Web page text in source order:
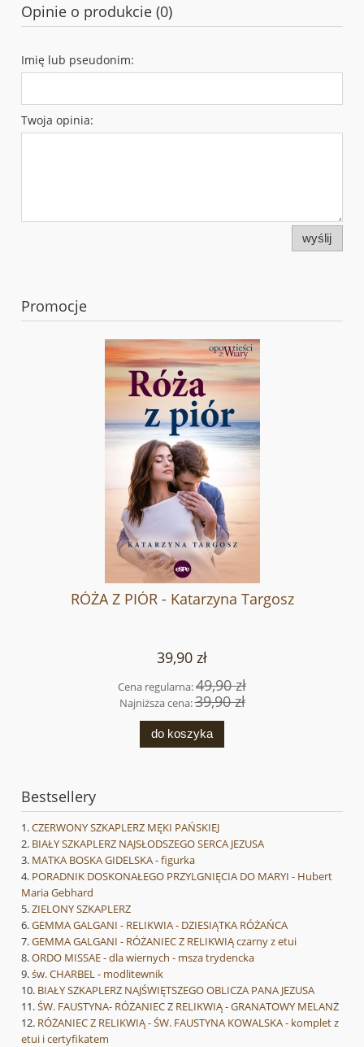
Opinie o produkcie (0)
Imię lub pseudonim:
Twoja opinia:
wyślij
Promocje
RÓŻA Z PIÓR - Katarzyna Targosz
39,90 zł
Cena regularna:49,90 zł
Najniższa cena:39,90 zł
do koszyka
Bestsellery
CZERWONY SZKAPLERZ MĘKI PAŃSKIEJ
BIAŁY SZKAPLERZ NAJSŁODSZEGO SERCA JEZUSA
MATKA BOSKA GIDELSKA - figurka
PORADNIK DOSKONAŁEGO PRZYLGNIĘCIA DO MARYI - Hubert
Maria Gebhard
ZIELONY SZKAPLERZ
GEMMA GALGANI - RELIKWIA - DZIESIĄTKA RÓŻAŃCA
GEMMA GALGANI - RÓŻANIEC Z RELIKWIĄ czarny z etui
ORDO MISSAE - dla wiernych - msza trydencka
św. CHARBEL - modlitewnik
BIAŁY SZKAPLERZ NAJŚWIĘTSZEGO OBLICZA PANA JEZUSA
ŚW. FAUSTYNA- RÓŻANIEC Z RELIKWIĄ - GRANATOWY MELANŻ
RÓŻANIEC Z RELIKWIĄ - ŚW. FAUSTYNA KOWALSKA - komplet z
etui i certyfikatem